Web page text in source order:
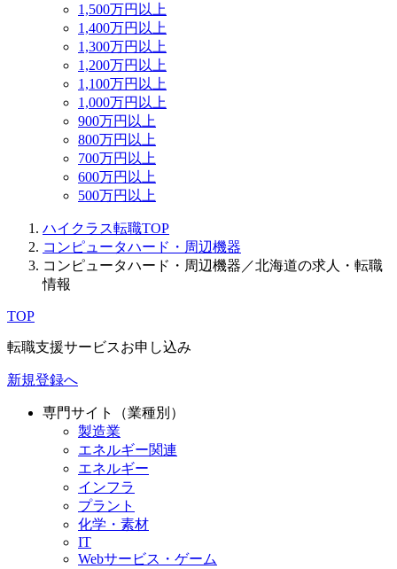
1,500万円以上
1,400万円以上
1,300万円以上
1,200万円以上
1,100万円以上
1,000万円以上
900万円以上
800万円以上
700万円以上
600万円以上
500万円以上
ハイクラス転職TOP
コンピュータハード・周辺機器
コンピュータハード・周辺機器／北海道の求人・転職
情報
TOP
転職支援サービスお申し込み
新規登録へ
専門サイト（業種別）
製造業
エネルギー関連
エネルギー
インフラ
プラント
化学・素材
IT
Webサービス・ゲーム